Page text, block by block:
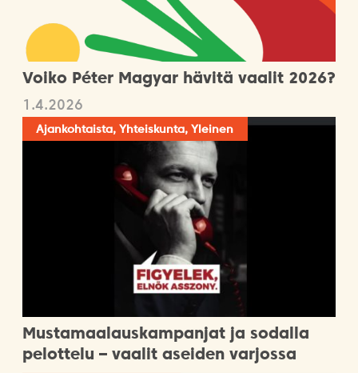
Voiko Péter Magyar hävitä vaalit 2026?
1.4.2026
Ajankohtaista, Yhteiskunta, Yleinen
Mustamaalauskampanjat ja sodalla
pelottelu – vaalit aseiden varjossa